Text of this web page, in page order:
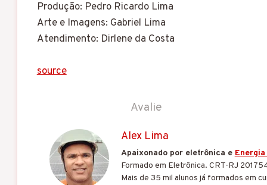
Produção: Pedro Ricardo Lima
Arte e Imagens: Gabriel Lima
Atendimento: Dirlene da Costa
source
Avalie
Alex Lima
Apaixonado por eletrônica e
Formado em Eletrônica. CRT-RJ
Mais de 35 mil alunos já formados em